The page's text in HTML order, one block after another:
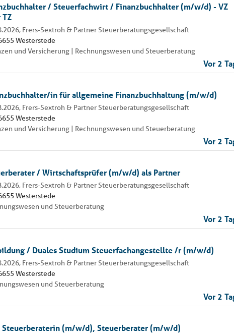
/ Steuerfachwirt / Finanzbuchhalter (m/w/d) - VZ
Frers-Sextroh & Partner Steuerberatungsgesellschaft
Westerstede
und Versicherung | Rechnungswesen und Steuerberatung
Vor 2
in für allgemeine Finanzbuchhaltung (m/w/d)
Frers-Sextroh & Partner Steuerberatungsgesellschaft
Westerstede
und Versicherung | Rechnungswesen und Steuerberatung
Vor 2
/ Wirtschaftsprüfer (m/w/d) als Partner
Frers-Sextroh & Partner Steuerberatungsgesellschaft
Westerstede
und Steuerberatung
Vor 2
/ Duales Studium Steuerfachangestellte /r (m/w/d)
Frers-Sextroh & Partner Steuerberatungsgesellschaft
Westerstede
und Steuerberatung
Vor 2
Steuerberaterin (m/w/d), Steuerberater (m/w/d)